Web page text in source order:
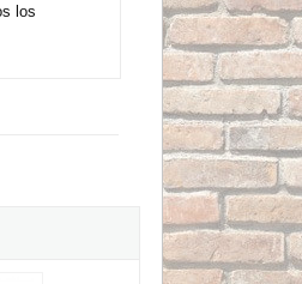
los
2.400W 230mm - SAR -